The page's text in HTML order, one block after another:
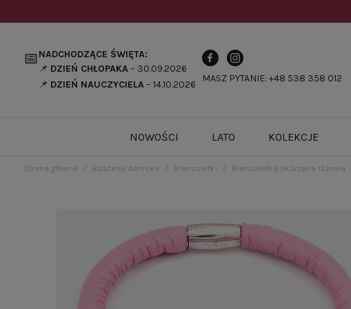
📅NADCHODZĄCE ŚWIĘTA:
📌 DZIEŃ CHŁOPAKA– 30.09.2026
📌 DZIEŃ NAUCZYCIELA– 14.10.2026
MASZ PYTANIE: +48 538 358 012
NOWOŚCI LATO KOLEKCJE
Strona główna Biżuteria damska Bransoletki Bransoletka skórzana różowa